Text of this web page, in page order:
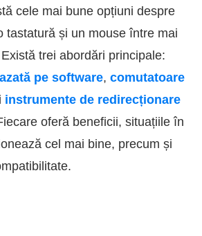
cele mai bune opțiuni despre
tastatură și un mouse între mai
trei abordări principale:
pe software, comutatoare
instrumente de redirecționare
oferă beneficii, situațiile în
cel mai bine, precum și